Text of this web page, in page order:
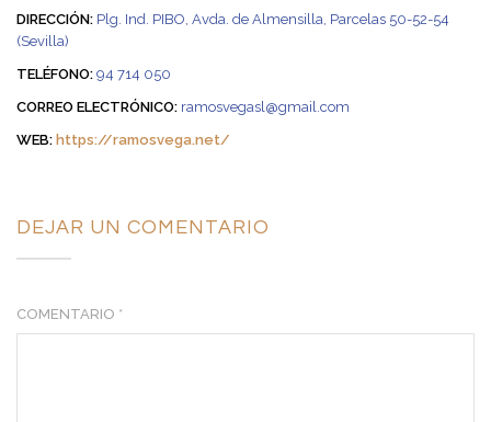
DIRECCIÓN: Plg. Ind. PIBO, Avda. de Almensilla, Parcelas 50-52-54
(Sevilla)
TELÉFONO: 94 714 050
CORREO ELECTRÓNICO: ramosvegasl@gmail.com
WEB: https://ramosvega.net/
DEJAR UN COMENTARIO
COMENTARIO *